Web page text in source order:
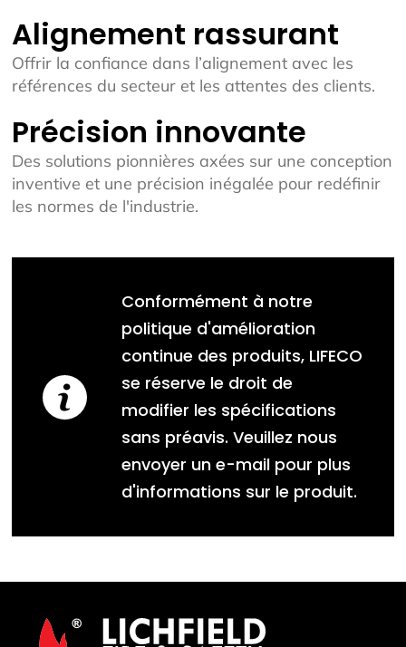
Alignement rassurant
Offrir la confiance dans l’alignement avec les
références du secteur et les attentes des clients.
Précision innovante
Des solutions pionnières axées sur une conception
inventive et une précision inégalée pour redéfinir
les normes de l'industrie.
Conformément à notre
politique d'amélioration
continue des produits, LIFECO
se réserve le droit de
modifier les spécifications
sans préavis. Veuillez nous
envoyer un e-mail pour plus
d'informations sur le produit.